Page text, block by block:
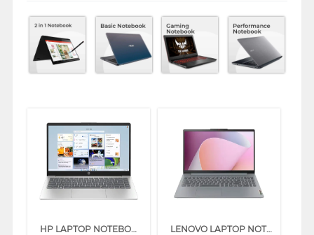
HP LAPTOP NOTEBOOK 14-EP0260TU INTEL CORE I3-1315U LENOVO LAPTOP NOTEBOOK IDEAPAD SLIM 3 14AMN8 AMD RYZEN 3-7320U